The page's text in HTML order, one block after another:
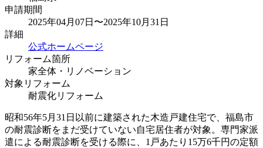
申請期間
2025年04月07日〜2025年10月31日
詳細
公式ホームページ
リフォーム箇所
家全体・リノベーション
対象リフォーム
耐震化リフォーム
昭和56年5月31日以前に建築された木造戸建住宅で、福島市
の耐震診断をまだ受けていない自宅居住者が対象。専門家派
遣による耐震診断を受ける際に、1戸あたり15万6千円の定額